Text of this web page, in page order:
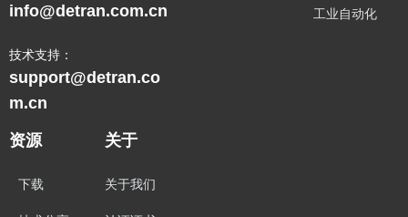
info@detran.com.cn
技术支持：
support@detran.co
m.cn
工业自动化
资源
下载
关于
关于我们